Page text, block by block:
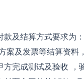
款及结算方式要求为
案及发票等结算资料
方完成测试及验收 ，